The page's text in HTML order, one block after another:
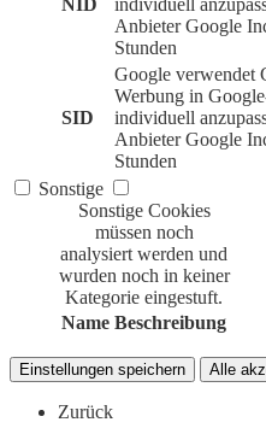
NID
individuell
Anbieter Google
Stunden
SID
Google verwendet
Werbung in
individuell
Anbieter Google
Stunden
Sonstige
Sonstige Cookies
müssen noch
analysiert werden und
wurden noch in keiner
Kategorie eingestuft.
Name Beschreibung
Einstellungen speichern Alle
Zurück